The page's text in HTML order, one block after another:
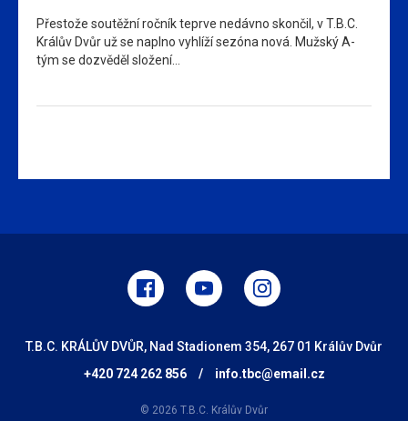
Přestože soutěžní ročník teprve nedávno skončil, v T.B.C.
Králův Dvůr už se naplno vyhlíží sezóna nová. Mužský A-
tým se dozvěděl složení…
T.B.C. KRÁLŮV DVŮR, Nad Stadionem 354, 267 01 Králův Dvůr
+420 724 262 856
/ info.tbc@email.cz
© 2026 T.B.C. Králův Dvůr